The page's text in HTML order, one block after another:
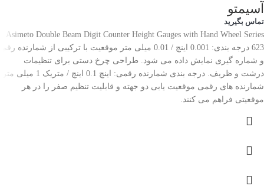
آسیمتو
تماس بگیرید
Asimeto Double Beam Digit Counter Height Gauges with Hand Wheel Series
623 درجه بندی: 0.001 اینچ / 0.01 میلی متر موقعیت با ترکیبی از شمارنده رقم
و شماره گیری نمایش داده می شود. طراحی چرخ دستی برای تنظیمات
درشت و ظریف. درجه بندی شمارنده رقمی: اینچ 0.1 اینچ / متریک 1 میلی متر.
شمارنده های رقمی موقعیت یابی دو جهته و قابلیت تنظیم صفر را در هر
موقعیتی فراهم می کنند.